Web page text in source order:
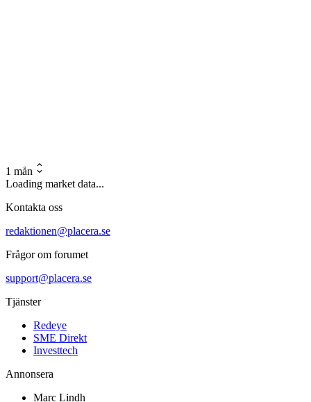
1 mån
Loading market data...
Kontakta oss
redaktionen@placera.se
Frågor om forumet
support@placera.se
Tjänster
Redeye
SME Direkt
Investtech
Annonsera
Marc Lindh